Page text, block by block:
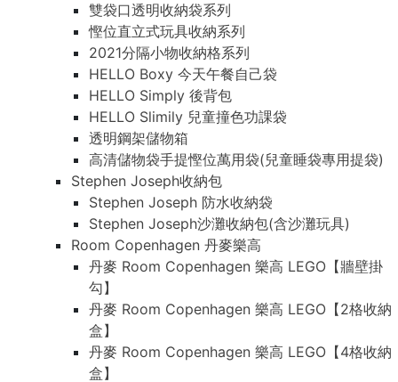
雙袋口透明收納袋系列
慳位直立式玩具收納系列
2021分隔小物收納格系列
HELLO Boxy 今天午餐自己袋
HELLO Simply 後背包
HELLO Slimily 兒童撞色功課袋
透明鋼架儲物箱
高清儲物袋手提慳位萬用袋(兒童睡袋專用提袋)
Stephen Joseph收納包
Stephen Joseph 防水收納袋
Stephen Joseph沙灘收納包(含沙灘玩具)
Room Copenhagen 丹麥樂高
丹麥 Room Copenhagen 樂高 LEGO【牆壁掛
勾】
丹麥 Room Copenhagen 樂高 LEGO【2格收納
盒】
丹麥 Room Copenhagen 樂高 LEGO【4格收納
盒】